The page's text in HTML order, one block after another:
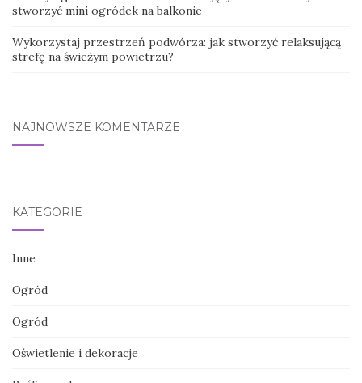
stworzyć mini ogródek na balkonie
Wykorzystaj przestrzeń podwórza: jak stworzyć relaksującą
strefę na świeżym powietrzu?
NAJNOWSZE KOMENTARZE
KATEGORIE
Inne
Ogród
Ogród
Oświetlenie i dekoracje